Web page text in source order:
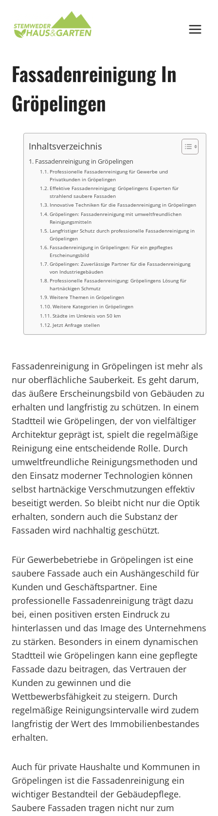
springen
Fassadenreinigung In
Gröpelingen
Inhaltsverzeichnis
Fassadenreinigung in Gröpelingen
Professionelle Fassadenreinigung für Gewerbe und
Privatkunden in Gröpelingen
Effektive Fassadenreinigung: Gröpelingens Experten für
strahlend saubere Fassaden
Innovative Techniken für die Fassadenreinigung in Gröpelingen
Gröpelingen: Fassadenreinigung mit umweltfreundlichen
Reinigungsmitteln
Langfristiger Schutz durch professionelle Fassadenreinigung in
Gröpelingen
Fassadenreinigung in Gröpelingen: Für ein gepflegtes
Erscheinungsbild
Gröpelingen: Zuverlässige Partner für die Fassadenreinigung
von Industriegebäuden
Professionelle Fassadenreinigung: Gröpelingens Lösung für
hartnäckigen Schmutz
Weitere Themen in Gröpelingen
Weitere Kategorien in Gröpelingen
Städte im Umkreis von 50 km
Jetzt Anfrage stellen
Fassadenreinigung in Gröpelingen ist mehr als
nur oberflächliche Sauberkeit. Es geht darum,
das äußere Erscheinungsbild von Gebäuden zu
erhalten und langfristig zu schützen. In einem
Stadtteil wie Gröpelingen, der von vielfältiger
Architektur geprägt ist, spielt die regelmäßige
Reinigung eine entscheidende Rolle. Durch
umweltfreundliche Reinigungsmethoden und
den Einsatz moderner Technologien können
selbst hartnäckige Verschmutzungen effektiv
beseitigt werden. So bleibt nicht nur die Optik
erhalten, sondern auch die Substanz der
Fassaden wird nachhaltig geschützt.
Für Gewerbebetriebe in Gröpelingen ist eine
saubere Fassade auch ein Aushängeschild für
Kunden und Geschäftspartner. Eine
professionelle Fassadenreinigung trägt dazu
bei, einen positiven ersten Eindruck zu
hinterlassen und das Image des Unternehmens
zu stärken. Besonders in einem dynamischen
Stadtteil wie Gröpelingen kann eine gepflegte
Fassade dazu beitragen, das Vertrauen der
Kunden zu gewinnen und die
Wettbewerbsfähigkeit zu steigern. Durch
regelmäßige Reinigungsintervalle wird zudem
langfristig der Wert des Immobilienbestandes
erhalten.
Auch für private Haushalte und Kommunen in
Gröpelingen ist die Fassadenreinigung ein
wichtiger Bestandteil der Gebäudepflege.
Saubere Fassaden tragen nicht nur zum